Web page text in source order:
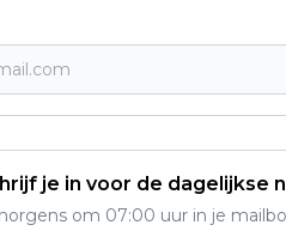
je in voor de dagelijkse
om 07:00 uur in je